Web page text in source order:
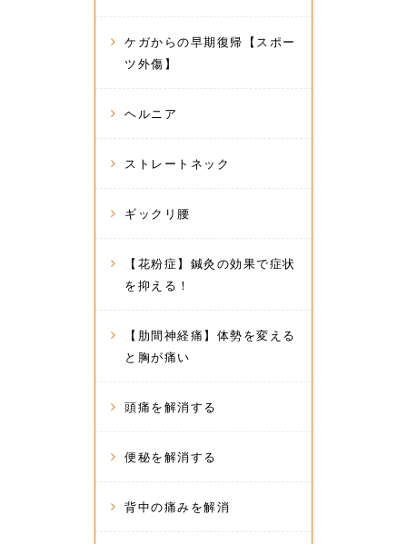
ケガからの早期復帰【スポー
ツ外傷】
ヘルニア
ストレートネック
ギックリ腰
【花粉症】鍼灸の効果で症状
を抑える！
【肋間神経痛】体勢を変える
と胸が痛い
頭痛を解消する
便秘を解消する
背中の痛みを解消